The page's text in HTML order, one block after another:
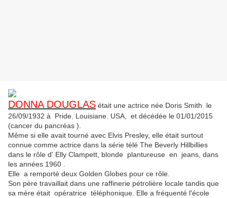
DONNA DOUGLAS était une actrice née Doris Smith le
26/09/1932 à Pride Louisiane USA, et décédée le 01/01/2015
(cancer du pancréas )
Même si elle avait tourné avec Elvis Presley, elle était surtout
connue comme actrice dans la série télé The Beverly Hillbillies
dans le rôle d' Elly Clampett, blonde plantureuse en jeans, dans
les années 1960 .
Elle a remporté deux Golden Globes pour ce rôle.
Son père travaillait dans une raffinerie pétrolière locale tandis que
sa mère était opératrice téléphonique. Elle a fréquenté l'école